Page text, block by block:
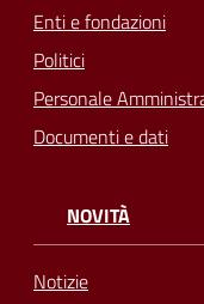
Enti e fondazioni
Politici
Personale
Documenti e dati
NOVITÀ
Notizie